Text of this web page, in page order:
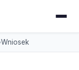
Wniosek